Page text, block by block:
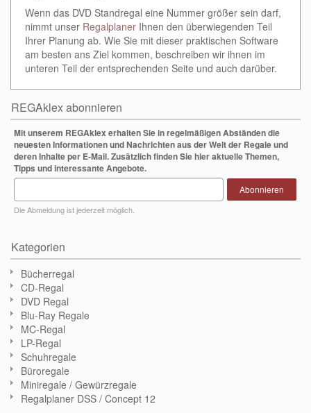
Wenn das DVD Standregal eine Nummer größer sein darf,
nimmt unser Regalplaner Ihnen den überwiegenden Teil
Ihrer Planung ab. Wie Sie mit dieser praktischen Software
am besten ans Ziel kommen, beschreiben wir ihnen im
unteren Teil der entsprechenden Seite und auch darüber.
REGAklex abonnieren
Mit unserem REGAklex erhalten Sie in regelmäßigen Abständen die
neuesten Informationen und Nachrichten aus der Welt der Regale und
deren Inhalte per E-Mail. Zusätzlich finden Sie hier aktuelle Themen,
Tipps und interessante Angebote.
Die Abmeldung ist jederzeit möglich.
Abonnieren
Kategorien
Bücherregal
CD-Regal
DVD Regal
Blu-Ray Regale
MC-Regal
LP-Regal
Schuhregale
Büroregale
Miniregale / Gewürzregale
Regalplaner DSS / Concept 12